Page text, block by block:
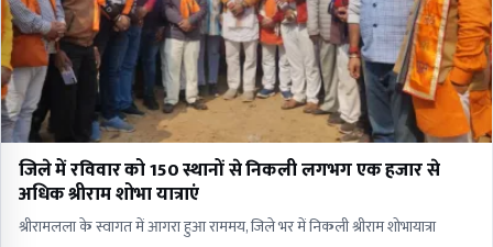
जिले में रविवार को 150 स्थानों से निकली लगभग एक हजार से
अधिक श्रीराम शोभा यात्राएं
श्रीरामलला के स्वागत में आगरा हुआ राममय, जिले भर में निकली श्रीराम शोभायात्रा